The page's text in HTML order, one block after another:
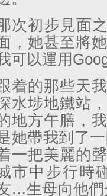
次初步見面
，她甚至將
可以運用
着的那些天
水埗地鐵站
地方午膳，
她帶我到了
一把美麗的
市中步行時
…生母向他